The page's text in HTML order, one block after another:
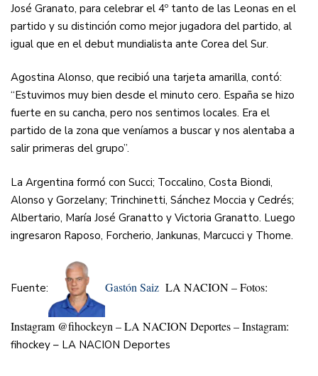
José Granato, para celebrar el 4º tanto de las Leonas en el
partido y su distinción como mejor jugadora del partido, al
igual que en el debut mundialista ante Corea del Sur.
Agostina Alonso, que recibió una tarjeta amarilla, contó:
“Estuvimos muy bien desde el minuto cero. España se hizo
fuerte en su cancha, pero nos sentimos locales. Era el
partido de la zona que veníamos a buscar y nos alentaba a
salir primeras del grupo”.
La Argentina formó con Succi; Toccalino, Costa Biondi,
Alonso y Gorzelany; Trinchinetti, Sánchez Moccia y Cedrés;
Albertario, María José Granatto y Victoria Granatto. Luego
ingresaron Raposo, Forcherio, Jankunas, Marcucci y Thome.
Fuente: Gastón Saiz LA NACION – Fotos:
Instagram @fihockeyn – LA NACION Deportes – Instagram:
fihockey – LA NACION Deportes